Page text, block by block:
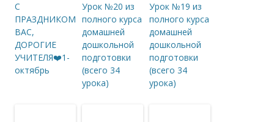
С
ПРАЗДНИКОМ
ВАС,
ДОРОГИЕ
УЧИТЕЛЯ❤️1-
октябрь
Урок №20 из
полного курса
домашней
дошкольной
подготовки
(всего 34
урока)
Урок №19 из
полного курса
домашней
дошкольной
подготовки
(всего 34
урока)